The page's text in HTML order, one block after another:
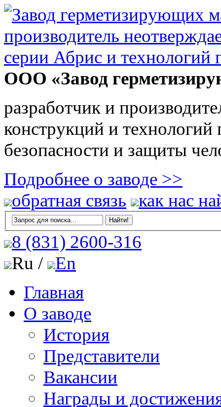
ООО «Завод
разработчик и
конструкций и
безопасности и защиты
Подробнее о заводе >>
обратная связь
как нас
8 (831) 2600-316
Ru /
En
Главная
О заводе
История
Представители
Вакансии
Награды и